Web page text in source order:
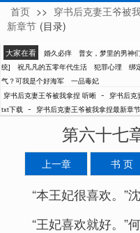
听晰
首页 >> 穿书后克妻王爷被
新章节 (目录)
大家在看 婚久必痒 普女，梦里的男神
统]
祝凡凡的五零年代生活 犯罪心理 绑
气？可我是个好海军
一品毒妃
穿书后克妻王爷被我拿捏 听晰 - 穿书后克
txt下载 - 穿书后克妻王爷被我拿捏最新章节
第六十七
上一章 书 页
“本王妃很喜欢。”
“王妃喜欢就好。”